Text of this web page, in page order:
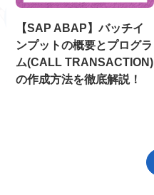
【SAP ABAP】バッチイ
ンプットの概要とプログラ
ム(CALL TRANSACTION)
の作成方法を徹底解説！